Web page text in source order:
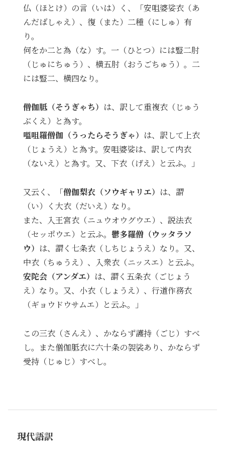
仏（ほとけ）の言（いは）く、「安咀婆娑衣（あ
んだばしゃえ）、復（また）二種（にしゅ）有
り。
何をか二と為（な）す。一（ひとつ）には豎二肘
（じゅにちゅう）、横五肘（おうごちゅう）。二
には豎二、横四なり。
僧伽胝（そうぎゃち） は、訳して重複衣（じゅう
ぶくえ）と為す。
嗢咀羅僧伽（うったらそうぎゃ） は、訳して上衣
（じょうえ）と為す。安咀婆娑は、訳して内衣
（ないえ）と為す。又、下衣（げえ）と云ふ。」
又云く、「僧伽梨衣（ソウギャリエ） は、謂
（い）く大衣（だいえ）なり。
また、入王宮衣（ニュウオウグウエ）、説法衣
（セッポウエ）と云ふ。 鬱多羅僧（ウッタラソ
ウ） は、謂く七条衣（しちじょうえ）なり。又、
中衣（ちゅうえ）、入衆衣（ニッスエ）と云ふ。
安陀会（アンダエ） は、謂く五条衣（ごじょう
え）なり。又、小衣（しょうえ）、行道作務衣
（ギョウドウサムエ）と云ふ。」
この三衣（さんえ）、かならず護持（ごじ）すべ
し。また僧伽胝衣に六十条の袈裟あり、かならず
受持（じゅじ）すべし。
現代語訳